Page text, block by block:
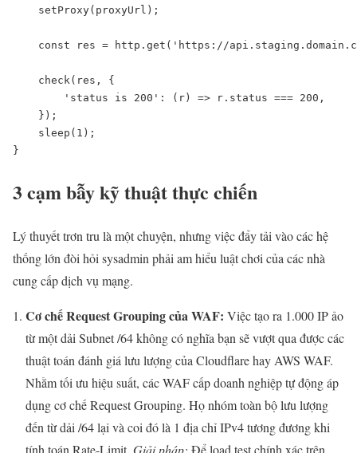
    setProxy(proxyUrl);
const res = http.get('https://
    check(res, {
        'status is 200': (r) => r.status === 200,
    });
    sleep(1);
}
3 cạm bẫy kỹ thuật thực chiến
Lý thuyết trơn tru là một chuyện, nhưng việc đẩy tải vào các hệ
thống lớn đòi hỏi sysadmin phải am hiểu luật chơi của các nhà
cung cấp dịch vụ mạng.
Cơ chế Request Grouping của WAF: Việc tạo ra 1.000 IP ảo
từ một dải Subnet /64 không có nghĩa bạn sẽ vượt qua được các
thuật toán đánh giá lưu lượng của Cloudflare hay AWS WAF.
Nhằm tối ưu hiệu suất, các WAF cấp doanh nghiệp tự động áp
dụng cơ chế Request Grouping. Họ nhóm toàn bộ lưu lượng
đến từ dải /64 lại và coi đó là 1 địa chỉ IPv4 tương đương khi
tính toán Rate-Limit. Giải pháp: Để load test chính xác trên